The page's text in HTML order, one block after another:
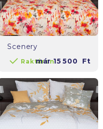
Scenery
Raktáron
már15 500 Ft